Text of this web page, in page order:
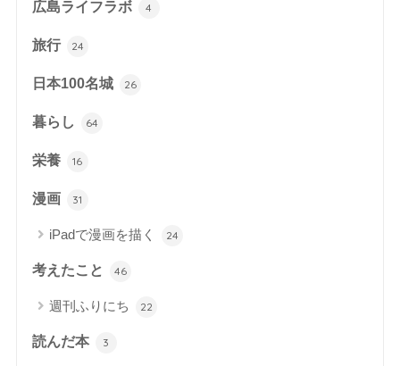
広島ライフラボ 4
旅行 24
日本100名城 26
暮らし 64
栄養 16
漫画 31
iPadで漫画を描く 24
考えたこと 46
週刊ふりにち 22
読んだ本 3